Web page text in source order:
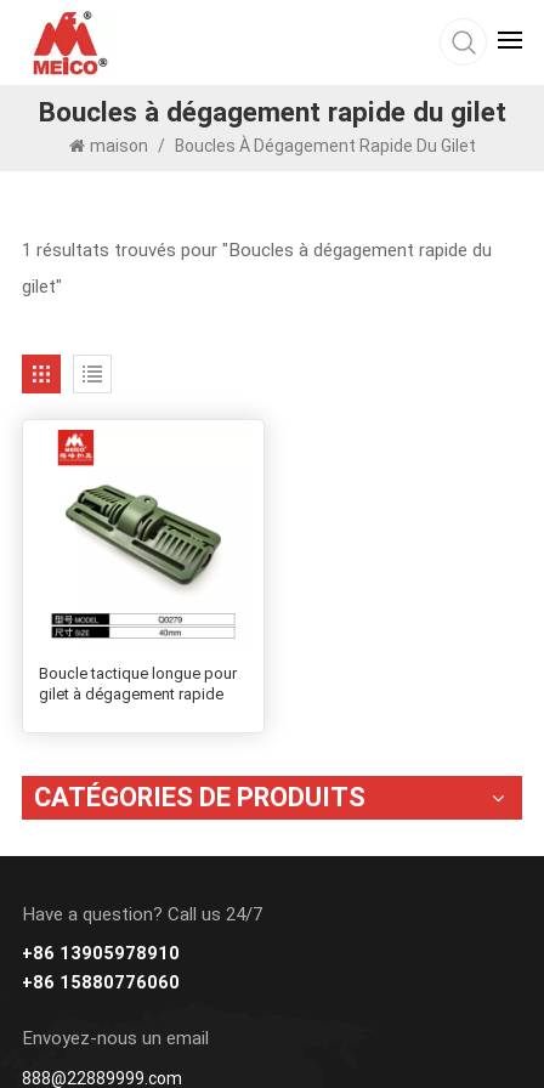
Boucles à dégagement rapide du gilet
maison / Boucles À Dégagement Rapide Du Gilet
1 résultats trouvés pour "Boucles à dégagement rapide du
gilet"
Boucle tactique longue pour
gilet à dégagement rapide
CATÉGORIES DE PRODUITS
Have a question? Call us 24/7
+86 13905978910
+86 15880776060
Envoyez-nous un email
888@22889999.com